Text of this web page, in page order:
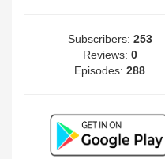
Subscribers: 253
Reviews: 0
Episodes:288